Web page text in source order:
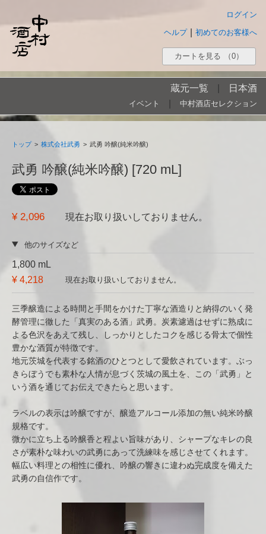
ログイン
初めてのお客様へ
ヘルプ
カートを見る （0）
蔵元一覧 日本酒
イベント 中村酒店セレクション
トップ > 株式会社武勇 > 武勇 吟醸(純米吟醸)
武勇 吟醸(純米吟醸) [720 mL]
¥ 2,096 現在お取り扱いしておりません。
他のサイズなど
1,800 mL
¥ 4,218
現在お取り扱いしておりません。
三季醸造による時間と手間をかけた丁寧な酒造りと納得のいく発
酵管理に徹した「真実のある酒」武勇。炭素濾過はせずに熟成に
よる色沢をあえて残し、しっかりとしたコクを感じる骨太で個性
豊かな酒質が特徴です。
地元茨城を代表する銘酒のひとつとして愛飲されています。ぶっ
きらぼうでも素朴な人情が息づく茨城の風土を、この「武勇」と
いう酒を通じてお伝えできたらと思います。
ラベルの表示は吟醸ですが、醸造アルコール添加の無い純米吟醸
規格です。
微かに立ち上る吟醸香と程よい旨味があり、シャープなキレの良
さが素朴な味わいの武勇にあって洗練味を感じさせてくれます。
幅広い料理との相性に優れ、吟醸の響きに違わぬ完成度を備えた
武勇の自信作です。